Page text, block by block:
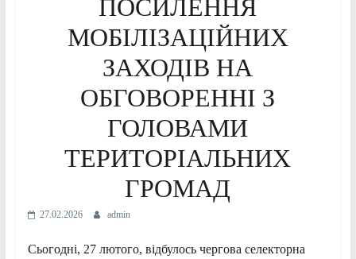
ПОСИЛЕННЯ
МОБІЛІЗАЦІЙНИХ
ЗАХОДІВ НА
ОБГОВОРЕННІ З
ГОЛОВАМИ
ТЕРИТОРІАЛЬНИХ
ГРОМАД
27.02.2026 admin
Сьогодні, 27 лютого, відбулось чергова селекторна